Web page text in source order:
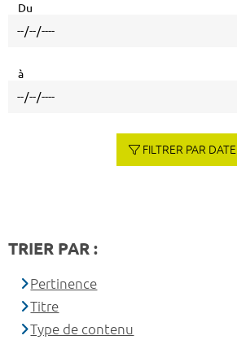
Du
à
FILTRER PAR DATE
TRIER PAR :
Pertinence
Titre
Type de contenu